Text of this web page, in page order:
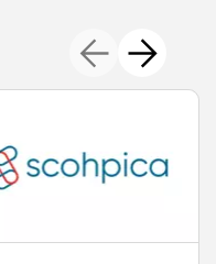
ActualitésActualités